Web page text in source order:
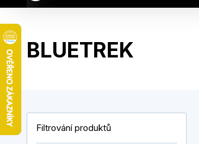
BLUETREK
Filtrování produktů